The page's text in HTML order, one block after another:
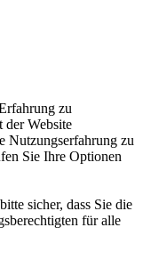
zu
der Website
Nutzungserfahrung zu
Sie Ihre Optionen
sicher, dass Sie die
für alle